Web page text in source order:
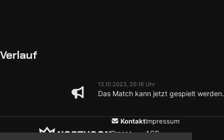
Verlauf
13.10.2023, 20:16 Uhr
Das Match kann jetzt gespielt werden.
Kontakt
Presse
Impressum
AGB